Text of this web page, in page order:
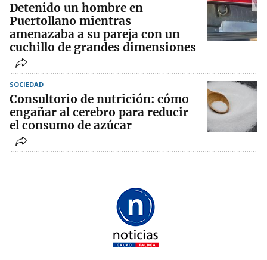
Detenido un hombre en
Puertollano mientras
amenazaba a su pareja con un
cuchillo de grandes dimensiones
SOCIEDAD
Consultorio de nutrición: cómo
engañar al cerebro para reducir
el consumo de azúcar